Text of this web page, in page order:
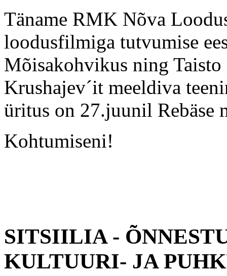
Täname RMK Nõva
loodusfilmiga tutvumise
Mõisakohvikus ning
Krushajev´it meeldiva
üritus on 27.juunil Rebäse
Kohtumiseni!
SITSIILIA -
KULTUURI- JA